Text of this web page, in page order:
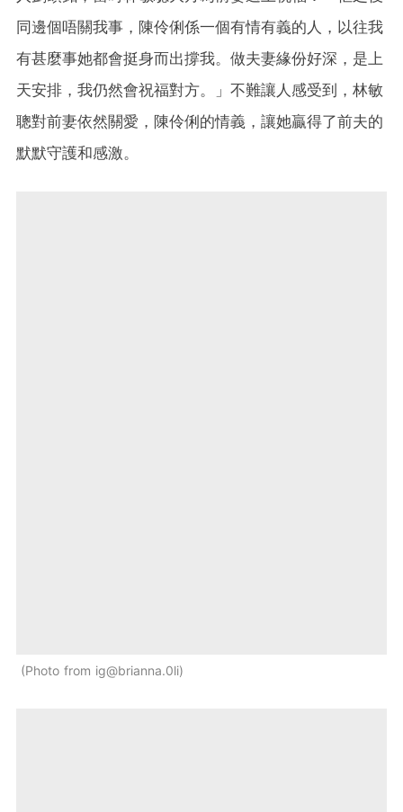
同邊個唔關我事，陳伶俐係一個有情有義的人，以往我
有甚麼事她都會挺身而出撐我。做夫妻緣份好深，是上
天安排，我仍然會祝福對方。」不難讓人感受到，林敏
聰對前妻依然關愛，陳伶俐的情義，讓她贏得了前夫的
默默守護和感激。
Photo from ig@brianna.0li